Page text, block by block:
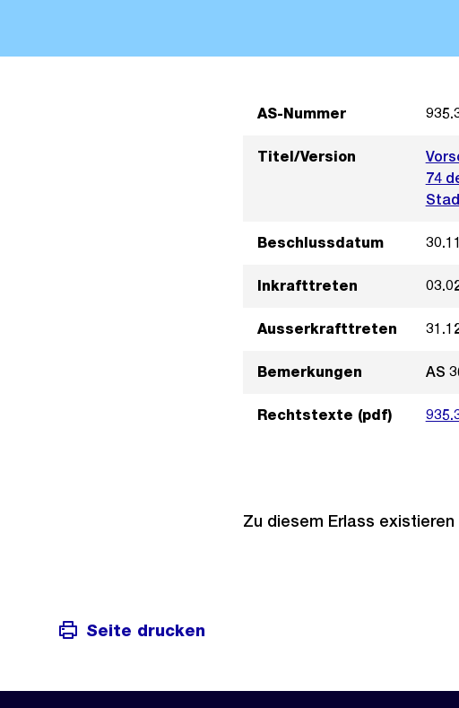
AS-Nummer
Titel/Version
74
Beschlussdatum
Inkrafttreten
Ausserkrafttreten
Bemerkungen AS
Rechtstexte (pdf)
Zu diesem Erlass
Seite drucken